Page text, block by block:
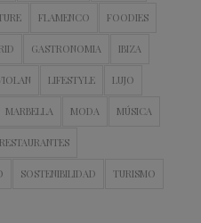
FLAMENCO FOODIES
GASTRONOMIA IBIZA
LIFESTYLE LUJO
MARBELLA MODA MÚSICA
RESTAURANTES
SOSTENIBILIDAD TURISMO